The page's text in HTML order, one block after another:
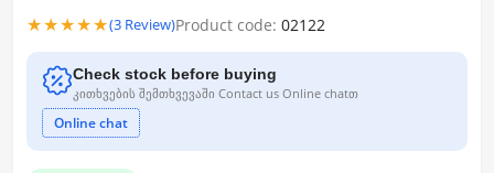
★★★★★(3 Review)Product code: 02122
Check stock before buying
კითხვების შემთხვევაში Contact us Online chatთ
Online chat